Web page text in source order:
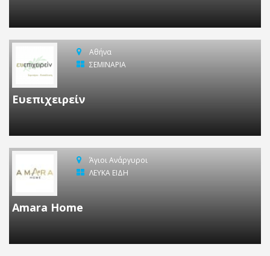
Αθήνα
ΣΕΜΙΝΑΡΙΑ
Ευεπιχειρείν
Άγιοι Ανάργυροι
ΛΕΥΚΑ ΕΙΔΗ
Amara Home